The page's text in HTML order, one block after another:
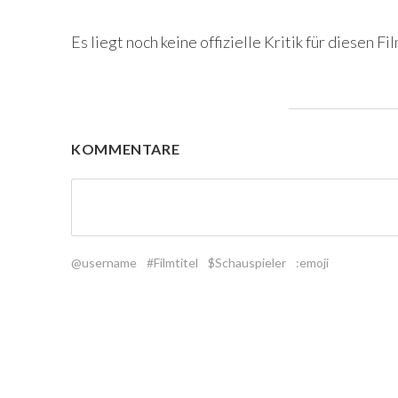
Es liegt noch keine offizielle Kritik für diesen
KOMMENTARE
@username #Filmtitel $Schauspieler :emoji